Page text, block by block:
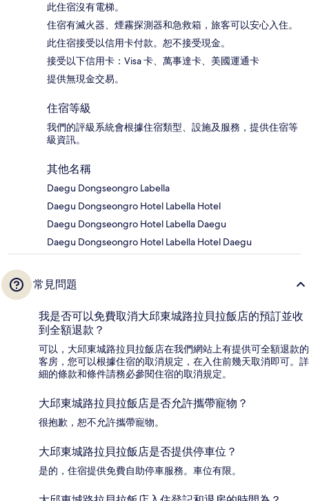
此住宿沒有電梯。
住宿有滅火器、煙霧探測器和急救箱，旅客可以安心入住。
此住宿接受以信用卡付款。恕不接受現金。
接受以下信用卡：Visa 卡、萬事達卡、美國運通卡
提供無現金交易。
住宿等級
我們的評級系統會根據住宿類型、設施及服務，提供住宿等
級資訊。
其他名稱
Daegu Dongseongro Labella
Daegu Dongseongro Hotel Labella Hotel
Daegu Dongseongro Hotel Labella Daegu
Daegu Dongseongro Hotel Labella Hotel Daegu
常見問題
我是否可以免費取消大邱東城路拉貝拉飯店的預訂並收
到全額退款？
可以，大邱東城路拉貝拉飯店在我們網站上有提供可全額退款的
客房，您可以根據住宿的取消規定，在入住前幾天取消即可。詳
細的條款和條件請務必參閱住宿的取消規定。
大邱東城路拉貝拉飯店是否允許攜帶寵物？
很抱歉，恕不允許攜帶寵物。
大邱東城路拉貝拉飯店是否提供停車位？
是的，住宿提供免費自助停車服務。車位有限。